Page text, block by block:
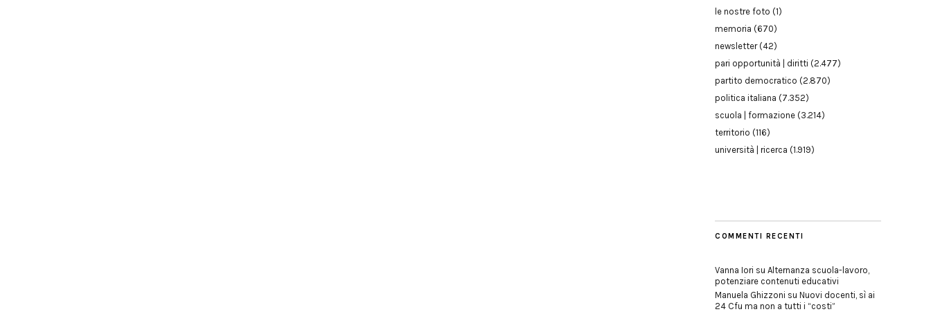
le nostre foto (1)
memoria (670)
newsletter(42)
pari opportunità | diritti (2.477)
partito democratico (2.870)
politica italiana (7.352)
scuola | formazione (3.214)
territorio (116)
università | ricerca (1.919)
COMMENTI RECENTI
Vanna Iori su Alternanza scuola-lavoro,
potenziare contenuti educativi
Manuela Ghizzoni su Nuovi docenti, sì ai
24 Cfu ma non a tutti i “costi”